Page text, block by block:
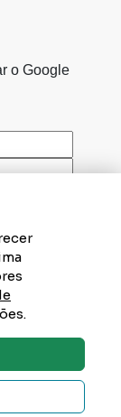
Aqui
o Google